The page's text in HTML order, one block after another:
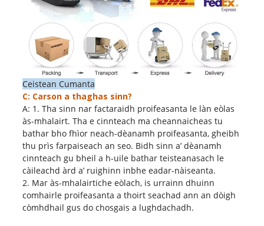
Ceistean Cumanta
C: Carson a thaghas sinn?
A: 1. Tha sinn nar factaraidh proifeasanta le làn eòlas
às-mhalairt. Tha e cinnteach ma cheannaicheas tu
bathar bho fhìor neach-dèanamh proifeasanta, gheibh
thu prìs farpaiseach an seo. Bidh sinn a’ dèanamh
cinnteach gu bheil a h-uile bathar teisteanasach le
càileachd àrd a’ ruighinn inbhe eadar-nàiseanta.
2. Mar às-mhalairtiche eòlach, is urrainn dhuinn
comhairle proifeasanta a thoirt seachad ann an dòigh
còmhdhail gus do chosgais a lughdachadh.